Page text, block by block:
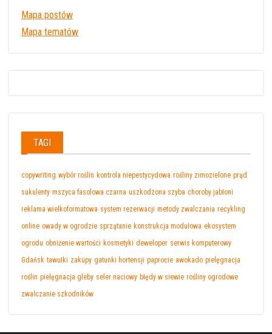
Mapa postów
Mapa tematów
TAGI
copywriting wybór roślin kontrola niepestycydowa rośliny zimozielone prąd
sukulenty mszyca fasolowa czarna uszkodzona szyba choroby jabłoni
reklama wielkoformatowa system rezerwacji metody zwalczania recykling
online owady w ogrodzie sprzątanie konstrukcja modułowa ekosystem
ogrodu obniżenie wartości kosmetyki deweloper serwis komputerowy
Gdańsk tawułki zakupy gatunki hortensji paprocie awokado pielęgnacja
roślin pielęgnacja gleby seler naciowy błędy w siewie rośliny ogrodowe
zwalczanie szkodników